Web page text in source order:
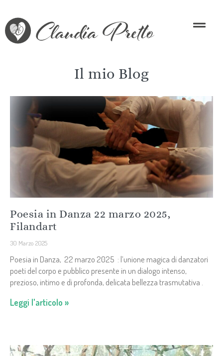
Il mio Blog
Poesia in Danza 22 marzo 2025,
Filandart
30 Marzo 2025
Poesia in Danza, 22 marzo 2025 : l’unione magica di danzatori
poeti del corpo e pubblico presente in un dialogo intenso,
prezioso, intimo e di profonda, delicata bellezza trasmutativa .
Leggi l'articolo »